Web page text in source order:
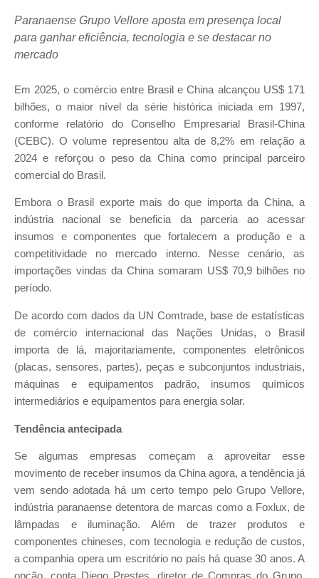
Paranaense Grupo Vellore aposta em presença local
para ganhar eficiência, tecnologia e se destacar no
mercado
Em 2025, o comércio entre Brasil e China alcançou US$ 171
bilhões, o maior nível da série histórica iniciada em 1997,
conforme relatório do Conselho Empresarial Brasil-China
(CEBC). O volume representou alta de 8,2% em relação a
2024 e reforçou o peso da China como principal parceiro
comercial do Brasil.
Embora o Brasil exporte mais do que importa da China, a
indústria nacional se beneficia da parceria ao acessar
insumos e componentes que fortalecem a produção e a
competitividade no mercado interno. Nesse cenário, as
importações vindas da China somaram US$ 70,9 bilhões no
período.
De acordo com dados da UN Comtrade, base de estatísticas
de comércio internacional das Nações Unidas, o Brasil
importa de lá, majoritariamente, componentes eletrônicos
(placas, sensores, partes), peças e subconjuntos industriais,
máquinas e equipamentos padrão, insumos químicos
intermediários e equipamentos para energia solar.
Tendência antecipada
Se algumas empresas começam a aproveitar esse
movimento de receber insumos da China agora, a tendência já
vem sendo adotada há um certo tempo pelo Grupo Vellore,
indústria paranaense detentora de marcas como a Foxlux, de
lâmpadas e iluminação. Além de trazer produtos e
componentes chineses, com tecnologia e redução de custos,
a companhia opera um escritório no país há quase 30 anos. A